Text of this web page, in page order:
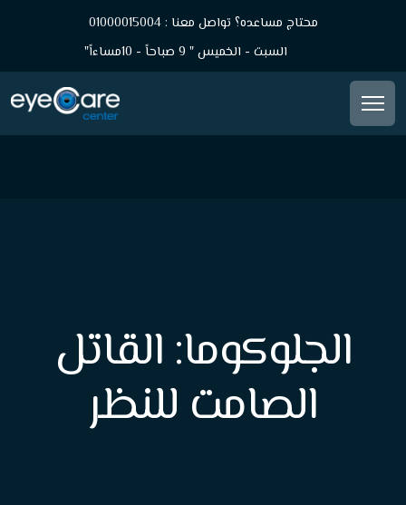
محتاج مساعده؟ تواصل معنا : 01000015004
السبت - الخميس " 9 صباحاً - 10مساءاً"
الجلوكوما: القاتل
الصامت للنظر